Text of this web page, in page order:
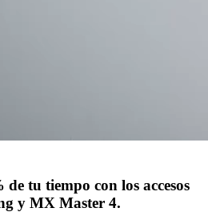
tu tiempo con los accesos
y MX Master 4.